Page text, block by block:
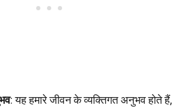
: यह हमारे जीवन के व्यक्तिगत अनुभव होते हैं,